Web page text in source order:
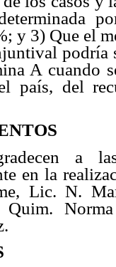
y 3) Que el
A cuando
país, del
a
en la
Lic. N.
Quim.